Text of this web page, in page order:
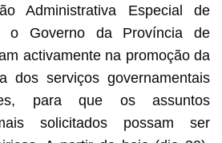
Administrativa Especial de
o Governo da Província de
activamente na promoção da
dos serviços governamentais
para que os assuntos
solicitados possam ser